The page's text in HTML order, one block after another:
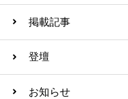
掲載記事
登壇
お知らせ